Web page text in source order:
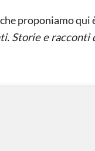
proponiamo
Storie e racconti